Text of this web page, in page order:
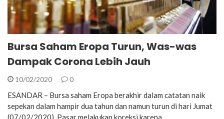
Bursa Saham Eropa Turun, Was-was
Dampak Corona Lebih Jauh
10/02/2020 0
ESANDAR – Bursa saham Eropa berakhir dalam catatan naik
sepekan dalam hampir dua tahun dan namun turun di hari Jumat
(07/02/2020). Pasar melakukan koreksi karena…